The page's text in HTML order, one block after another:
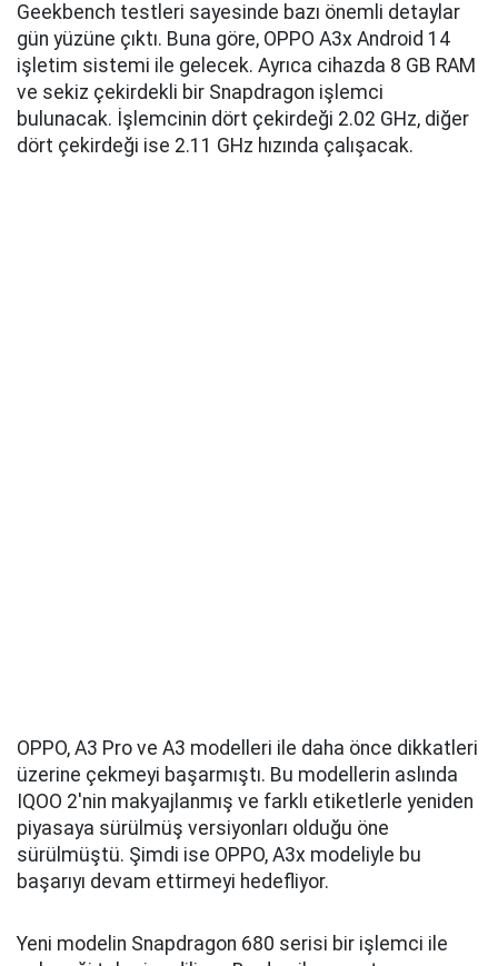
Geekbench testleri sayesinde bazı önemli detaylar
gün yüzüne çıktı. Buna göre, OPPO A3x Android 14
işletim sistemi ile gelecek. Ayrıca cihazda 8 GB RAM
ve sekiz çekirdekli bir Snapdragon işlemci
bulunacak. İşlemcinin dört çekirdeği 2.02 GHz, diğer
dört çekirdeği ise 2.11 GHz hızında çalışacak.
OPPO, A3 Pro ve A3 modelleri ile daha önce dikkatleri
üzerine çekmeyi başarmıştı. Bu modellerin aslında
IQOO 2'nin makyajlanmış ve farklı etiketlerle yeniden
piyasaya sürülmüş versiyonları olduğu öne
sürülmüştü. Şimdi ise OPPO, A3x modeliyle bu
başarıyı devam ettirmeyi hedefliyor.
Yeni modelin Snapdragon 680 serisi bir işlemci ile